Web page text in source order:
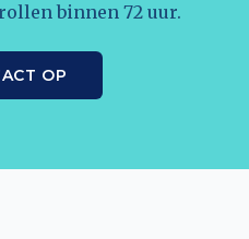
binnen 72 uur.
OP